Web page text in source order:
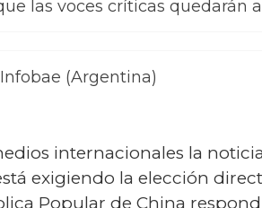
las voces críticas quedarán
(Argentina)
internacionales la
exigiendo la elección
Popular de China